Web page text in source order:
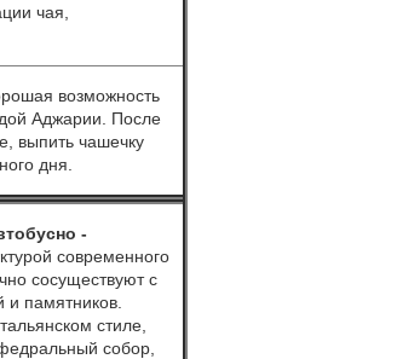
чая,
возможность
Аджарии. После
выпить чашечку
дня.
-
современного
сосуществуют с
памятников.
стиле,
собор,